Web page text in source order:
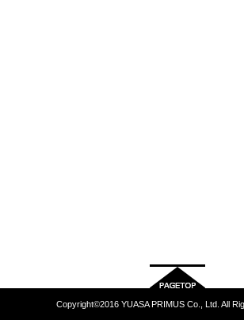
Copyright©2016 YUASA PRIMUS Co., Ltd. All